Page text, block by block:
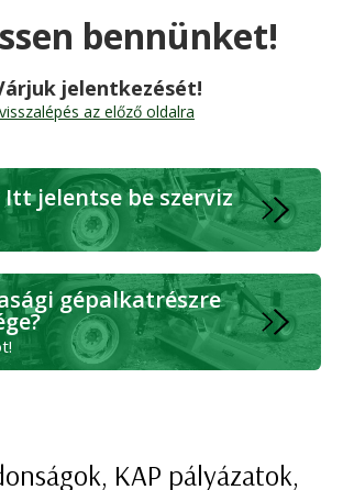
bennünket!
jelentkezését!
visszalépés az előző oldalra
jelentse be szerviz
gépalkatrészre
KAP pályázatok,